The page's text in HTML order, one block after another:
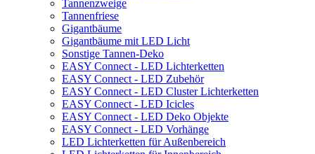
Tannenzweige
Tannenfriese
Gigantbäume
Gigantbäume mit LED Licht
Sonstige Tannen-Deko
EASY Connect - LED Lichterketten
EASY Connect - LED Zubehör
EASY Connect - LED Cluster Lichterketten
EASY Connect - LED Icicles
EASY Connect - LED Deko Objekte
EASY Connect - LED Vorhänge
LED Lichterketten für Außenbereich